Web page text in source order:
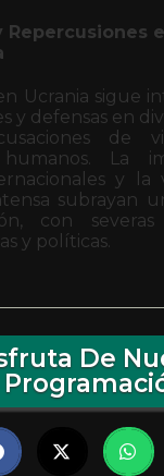
Repercusiones
Ucrania sigue
y defensas en
de
La
y la
subrayan
con severas
y políticas.
De